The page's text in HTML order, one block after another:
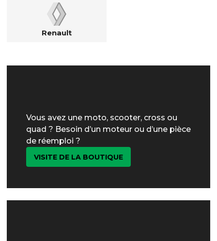
Renault
Vous avez une moto, scooter, cross ou
quad ? Besoin d’un moteur ou d’une pièce
de réemploi ?
VISITE DE LA BOUTIQUE